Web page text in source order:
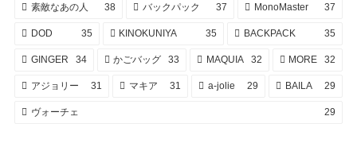
素敵なあの人 38 バックパック 37 MonoMaster 37
DOD 35 KINOKUNIYA 35 BACKPACK 35
GINGER 34 かごバッグ 33 MAQUIA 32 MORE 32
アジョリー 31 マキア 31 a-jolie 29 BAILA 29
ヴォーチェ 29